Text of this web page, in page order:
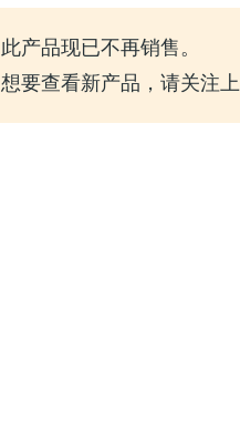
此产品现已不再销售。
想要查看新产品，请关注